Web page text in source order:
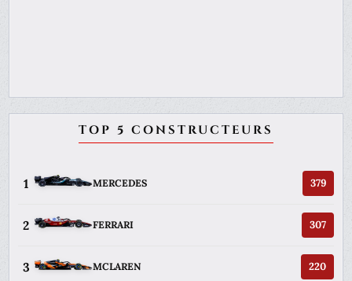
TOP 5 CONSTRUCTEURS
1 MERCEDES 379
2 FERRARI 307
3 MCLAREN 220